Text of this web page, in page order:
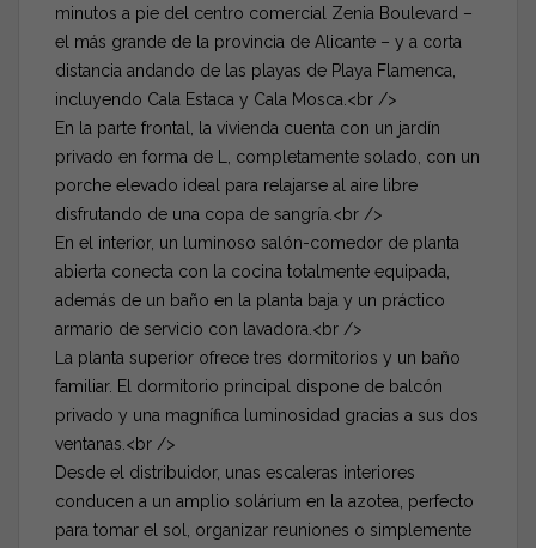
minutos a pie del centro comercial Zenia Boulevard –
el más grande de la provincia de Alicante – y a corta
distancia andando de las playas de Playa Flamenca,
incluyendo Cala Estaca y Cala Mosca.<br />
En la parte frontal, la vivienda cuenta con un jardín
privado en forma de L, completamente solado, con un
porche elevado ideal para relajarse al aire libre
disfrutando de una copa de sangría.<br />
En el interior, un luminoso salón-comedor de planta
abierta conecta con la cocina totalmente equipada,
además de un baño en la planta baja y un práctico
armario de servicio con lavadora.<br />
La planta superior ofrece tres dormitorios y un baño
familiar. El dormitorio principal dispone de balcón
privado y una magnífica luminosidad gracias a sus dos
ventanas.<br />
Desde el distribuidor, unas escaleras interiores
conducen a un amplio solárium en la azotea, perfecto
para tomar el sol, organizar reuniones o simplemente